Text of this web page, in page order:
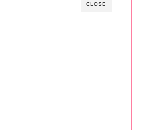
CLOSE